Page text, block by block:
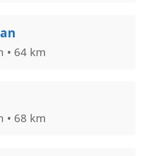
• 64 km
• 68 km